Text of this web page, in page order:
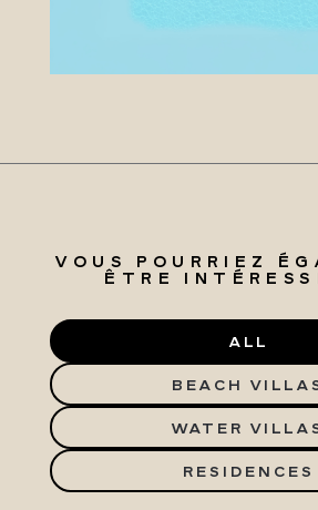
VOUS POURRIEZ
ÊTRE
ALL
BEACH
WATER
RESIDENCES